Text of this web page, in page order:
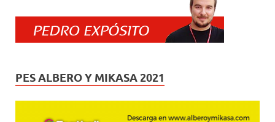
PES ALBERO Y MIKASA 2021